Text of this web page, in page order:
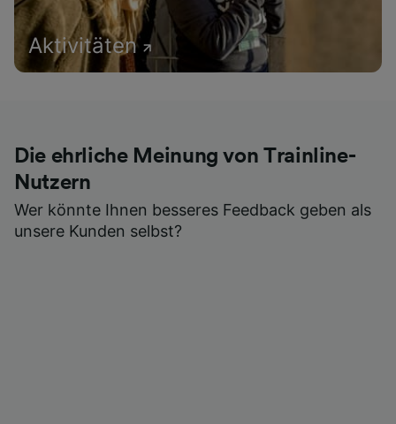
Aktivitäten
Die ehrliche Meinung von Trainline-
Nutzern
Wer könnte Ihnen besseres Feedback geben als
unsere Kunden selbst?